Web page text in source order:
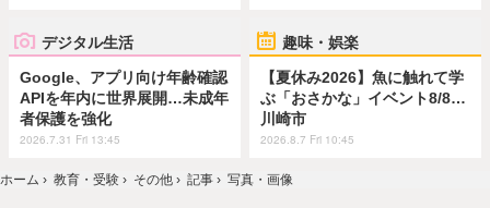
デジタル生活
Google、アプリ向け年齢確認
APIを年内に世界展開…未成年
者保護を強化
2026.7.31 Fri 13:45
趣味・娯楽
【夏休み2026】魚に触れて学
ぶ「おさかな」イベント8/8…
川崎市
2026.8.7 Fri 10:45
ホーム › 教育・受験 › その他 › 記事 › 写真・画像